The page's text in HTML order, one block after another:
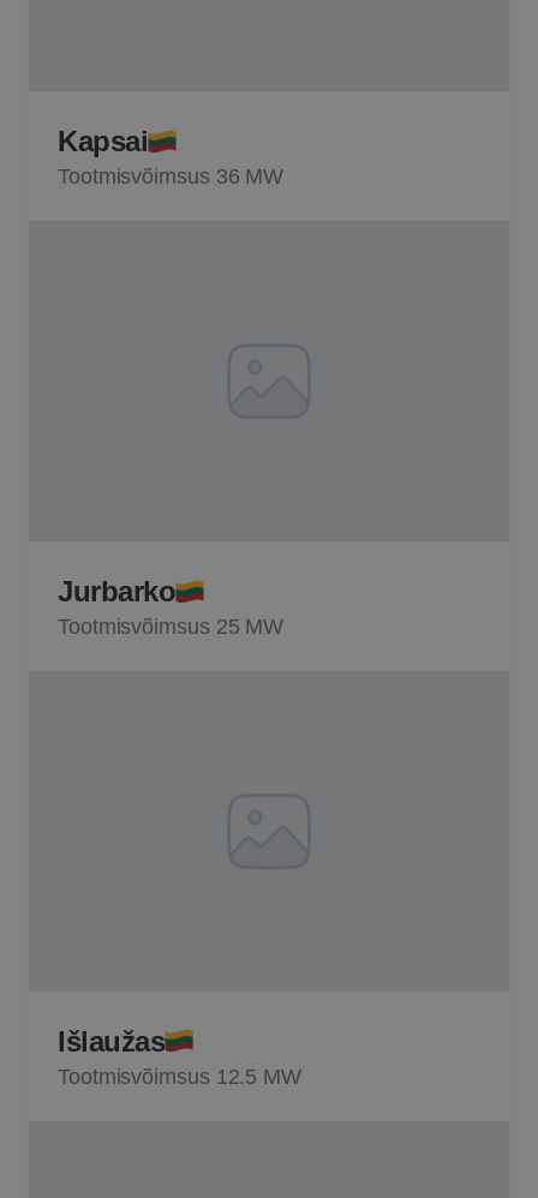
Kapsai
Tootmisvõimsus 36 MW
Jurbarko
Tootmisvõimsus 25 MW
Išlaužas
Tootmisvõimsus 12.5 MW